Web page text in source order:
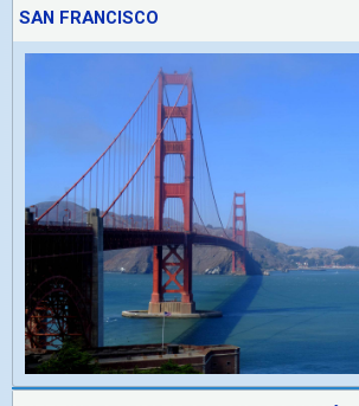
SAN FRANCISCO